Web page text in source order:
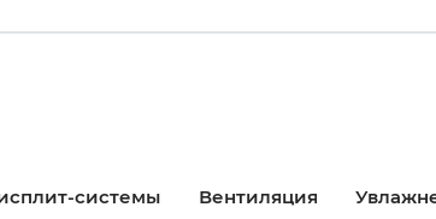
системы Вентиляция